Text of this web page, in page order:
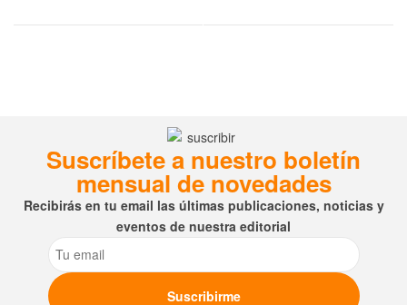
Suscríbete a nuestro boletín
mensual de novedades
Recibirás en tu email las últimas publicaciones, noticias y
eventos de nuestra editorial
Email